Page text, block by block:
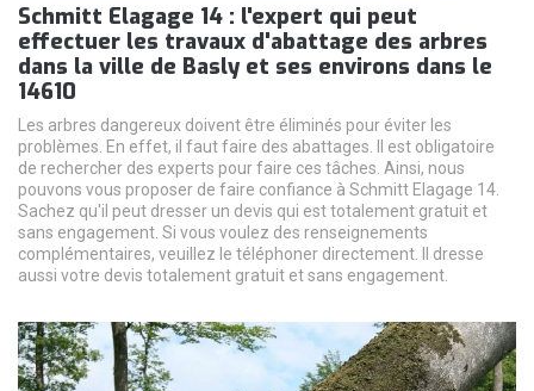
Schmitt Elagage 14 : l'expert qui peut
effectuer les travaux d'abattage des arbres
dans la ville de Basly et ses environs dans le
14610
Les arbres dangereux doivent être éliminés pour éviter les
problèmes. En effet, il faut faire des abattages. Il est obligatoire
de rechercher des experts pour faire ces tâches. Ainsi, nous
pouvons vous proposer de faire confiance à Schmitt Elagage 14.
Sachez qu'il peut dresser un devis qui est totalement gratuit et
sans engagement. Si vous voulez des renseignements
complémentaires, veuillez le téléphoner directement. Il dresse
aussi votre devis totalement gratuit et sans engagement.